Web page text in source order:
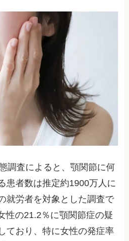
調査によると、顎関節に何
患者数は推定約1900万人に
就労者を対象とした調査で
性の21.2％に顎関節症の疑
ており、特に女性の発症率